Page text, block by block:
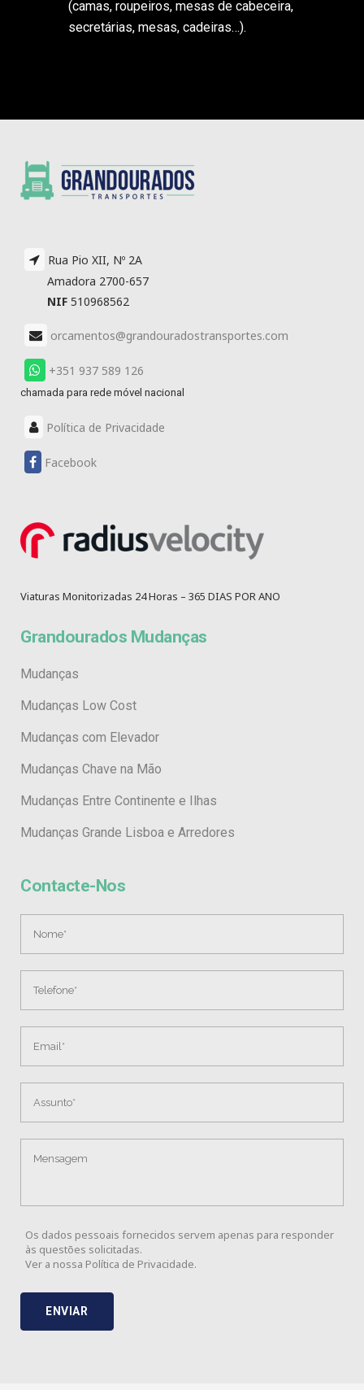
(camas, roupeiros, mesas de cabeceira,
secretárias, mesas, cadeiras…).
Rua Pio XII, Nº 2A
Amadora 2700-657
NIF 510968562
orcamentos@grandouradostransportes.com
+351 937 589 126
chamada para rede móvel nacional
Política de Privacidade
Facebook
Viaturas Monitorizadas 24 Horas – 365 DIAS POR ANO
Grandourados Mudanças
Mudanças
Mudanças Low Cost
Mudanças com Elevador
Mudanças Chave na Mão
Mudanças Entre Continente e Ilhas
Mudanças Grande Lisboa e Arredores
Contacte-Nos
Os dados pessoais fornecidos servem apenas para responder
às questões solicitadas.
Ver a nossa Política de Privacidade.